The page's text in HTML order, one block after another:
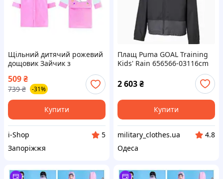
Щільний дитячий рожевий
дощовик Зайчик з
капюшоном на кнопках для
дівчинки зростом 80-110 см
захист від дощу
509₴
739 ₴ -31%
Купити
i-Shop
5
Запоріжжя
Плащ Puma GOAL Training
Kids' Rain 656566-03116cm
2 603₴
Купити
military_clothes.ua
4.8
Одеса